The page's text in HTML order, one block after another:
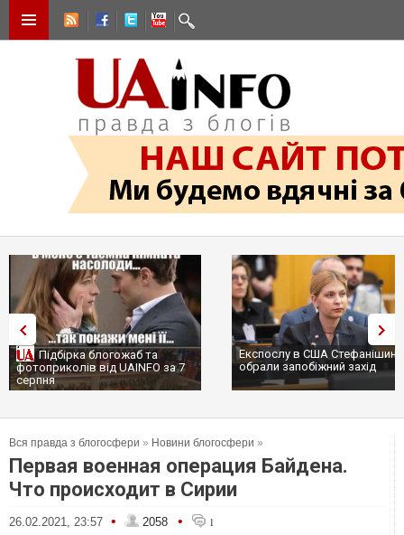
Підбірка блогожаб та
фотоприколів від UAINFO за 7
серпня
Експослу в США
обрали запобіжний захід
Вся правда з блогосфери » Новини блогосфери »
Первая военная операция Байдена.
Что происходит в Сирии
26.02.2021, 23:57 • 2058 • 1